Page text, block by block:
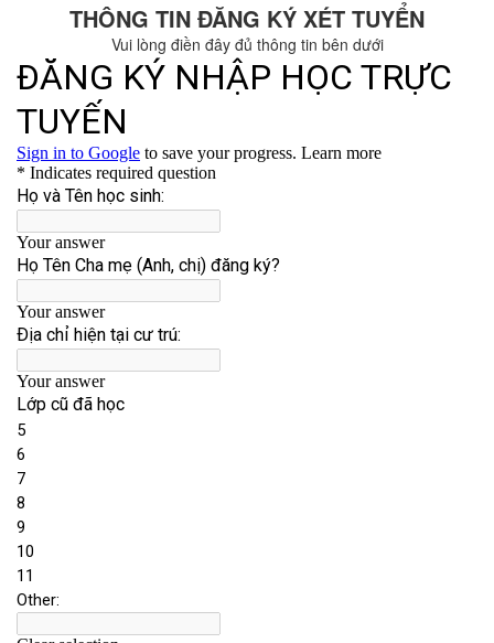
THÔNG TIN ĐĂNG KÝ XÉT TUYỂN
Vui lòng điền đây đủ thông tin bên dưới